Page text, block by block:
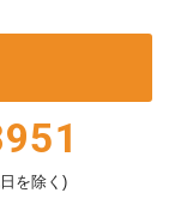
を除く)